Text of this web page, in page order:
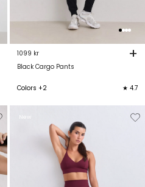
Black Cargo Pants
1099 kr +
Colors +2 ★ 4.7
Toevoegen
verlanglijstje
New
verlanglijstje